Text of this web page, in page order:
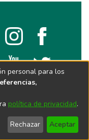
personal para los
política de privacidad.
Rechazar Aceptar